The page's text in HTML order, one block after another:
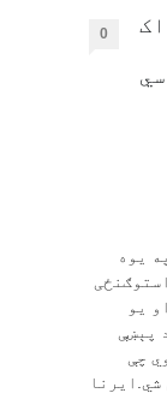
0
یوه
یو
پېښې
چې